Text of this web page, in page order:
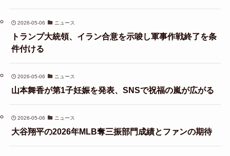
2026-05-06 ニュース
トランプ大統領、イラン合意を示唆し軍事作戦終了を条
件付ける
2026-05-06 ニュース
山本舞香が第1子妊娠を発表、SNSで祝福の嵐が広がる
2026-05-06 ニュース
大谷翔平の2026年MLB奪三振部門成績とファンの期待